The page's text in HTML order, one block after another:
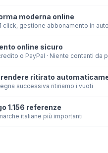
moderna online
click, gestione abbonamento in
online sicuro
o PayPal · Niente contanti da
rendere ritirato
successiva ritiriamo i vuoti
1.156 referenze
italiane più importanti